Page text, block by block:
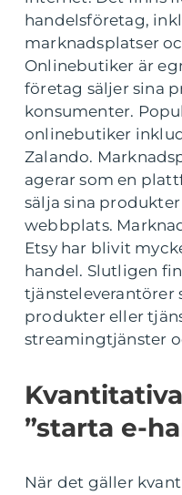
handelsföretag,
marknadsplatser
Onlinebutiker är
företag säljer sina
konsumenter.
onlinebutiker
Zalando.
agerar som en
sälja sina
webbplats.
Etsy har blivit
handel. Slutligen
tjänsteleverantörer
produkter eller
streamingtjänster
”starta e-
När det gäller